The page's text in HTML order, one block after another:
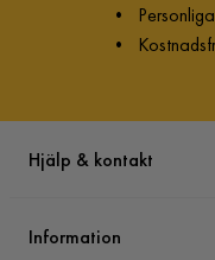
•
•
Hjälp & kontakt
Information